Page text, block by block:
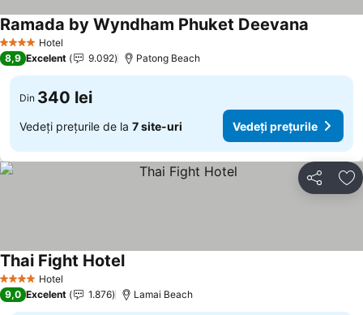
4 Stele Hotel
Ramada by Wyndham Phuket Deevana
8,9 Excelent 9.092 Patong Beach
Din 340 lei
Vedeți prețurile de la 7 site-uri Vedeți prețurile
Distribuiți
4 Stele Hotel
Thai Fight Hotel
9,0 Excelent 1.876 Lamai Beach